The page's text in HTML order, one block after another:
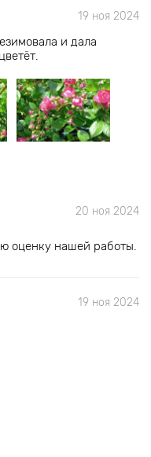
19 ноя 2024
и дала
20 ноя 2024
оценку нашей работы.
19 ноя 2024